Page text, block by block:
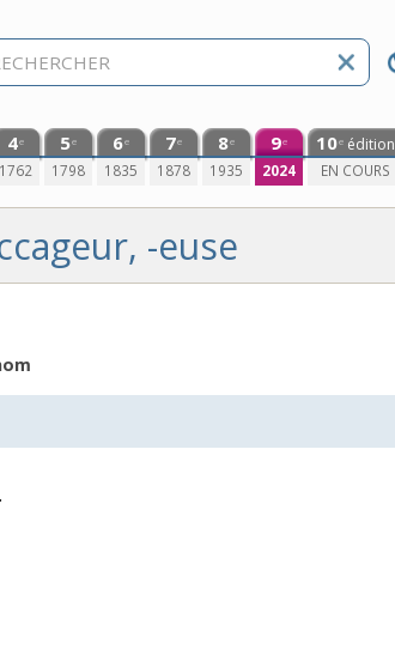
4e
1762
5e
1798
6e
1835
7e
1878
8e
1935
9e
2024
10e édition
EN COURS
-euse